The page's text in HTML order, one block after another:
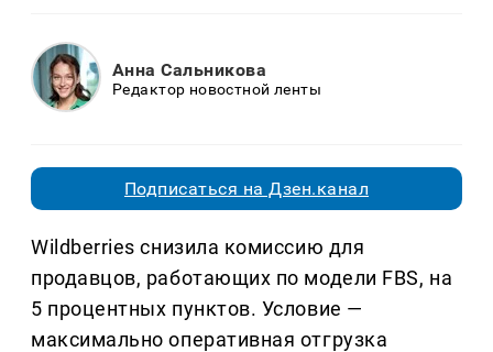
Анна Сальникова
Редактор новостной ленты
Подписаться на Дзен.канал
Wildberries снизила комиссию для
продавцов, работающих по модели FBS, на
5 процентных пунктов. Условие —
максимально оперативная отгрузка